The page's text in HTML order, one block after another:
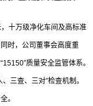
十万级净化车间及高标准
时，公司董事会高度重
质量安全监管体系。
三查、三对”检查机制。
。